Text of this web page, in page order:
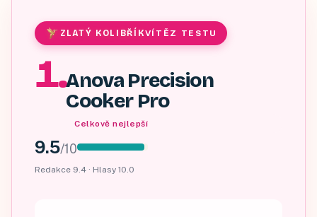
ZLATÝ KOLIBŘÍKVÍTĚZ TESTU
1.Anova Precision
Cooker Pro
Celkově nejlepší
9.5/10
Redakce 9.4 · Hlasy 10.0